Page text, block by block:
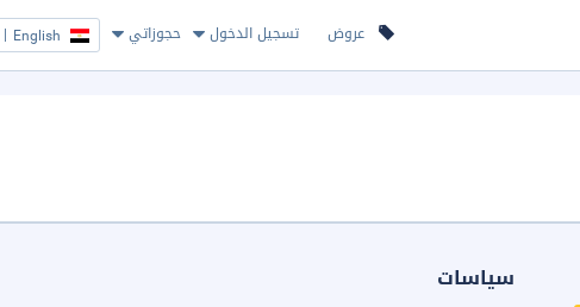
عروض تسجيل الدخول حجوزاتي English
|
سياسات